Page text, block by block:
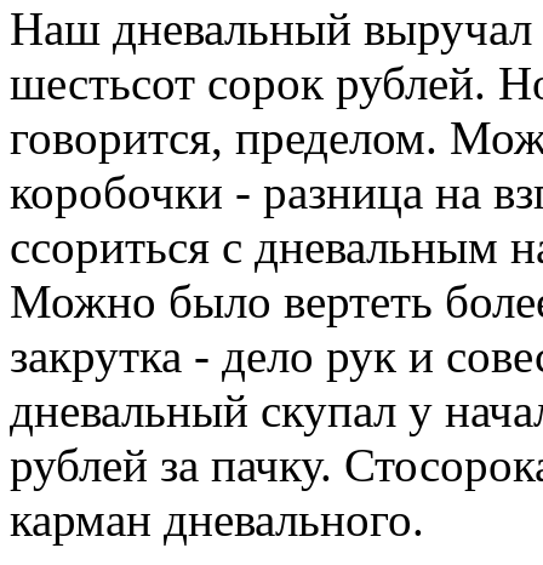
Наш дневальный
шестьсот сорок рублей.
говорится, пределом.
коробочки - разница на
ссориться с дневальным
Можно было вертеть
закрутка - дело рук и
дневальный скупал у
рублей за пачку.
карман дневального.